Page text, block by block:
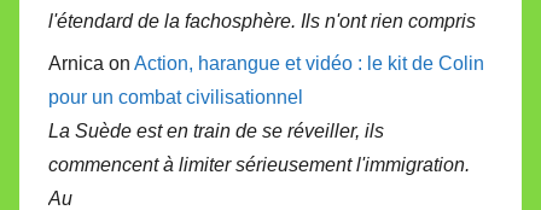
l'étendard de la fachosphère. Ils n'ont rien compris
Arnica on Action, harangue et vidéo : le kit de Colin
pour un combat civilisationnel
La Suède est en train de se réveiller, ils
commencent à limiter sérieusement l'immigration.
Au